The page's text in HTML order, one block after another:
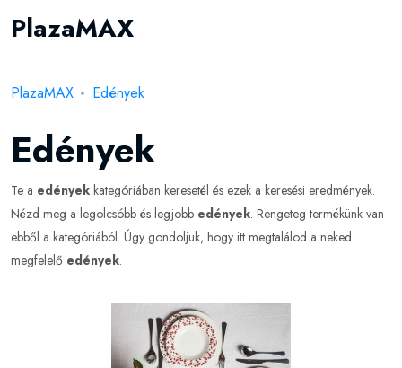
PlazaMAX
PlazaMAX Edények
Edények
Te a edények kategóriában keresetél és ezek a keresési eredmények.
Nézd meg a legolcsóbb és legjobb edények. Rengeteg termékünk van
ebből a kategóriából. Úgy gondoljuk, hogy itt megtalálod a neked
megfelelő edények.